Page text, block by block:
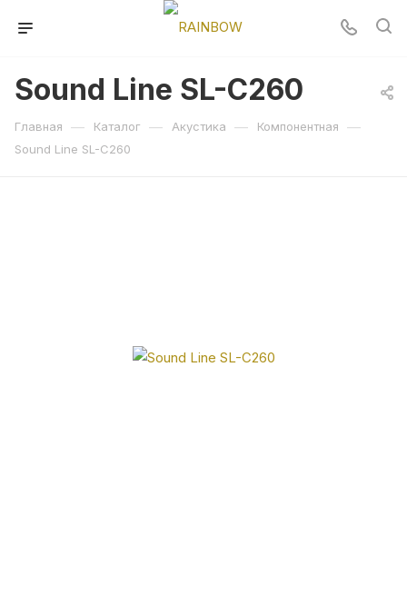
Sound Line SL-C260
Главная — Каталог — Акустика — Компонентная —
Sound Line SL-C260